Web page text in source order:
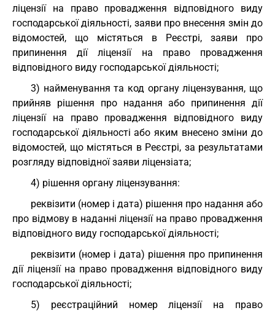
ліцензії на право провадження відповідного виду
господарської діяльності, заяви про внесення змін до
відомостей, що містяться в Реєстрі, заяви про
припинення дії ліцензії на право провадження
відповідного виду господарської діяльності;
3) найменування та код органу ліцензування, що
прийняв рішення про надання або припинення дії
ліцензії на право провадження відповідного виду
господарської діяльності або яким внесено зміни до
відомостей, що містяться в Реєстрі, за результатами
розгляду відповідної заяви ліцензіата;
4) рішення органу ліцензування:
реквізити (номер і дата) рішення про надання або
про відмову в наданні ліцензії на право провадження
відповідного виду господарської діяльності;
реквізити (номер і дата) рішення про припинення
дії ліцензії на право провадження відповідного виду
господарської діяльності;
5) реєстраційний номер ліцензії на право